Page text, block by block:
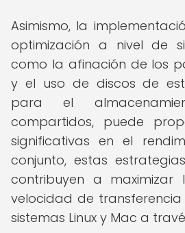
Asimismo, la
optimización a nivel de
como la afinación de los
y el uso de discos de
para el
compartidos, puede
significativas en el
conjunto, estas
contribuyen a
velocidad de
sistemas Linux y Mac a